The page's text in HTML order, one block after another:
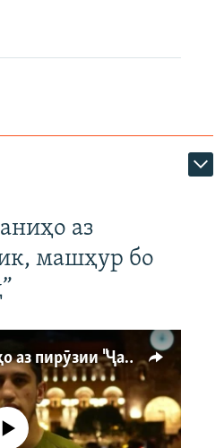
аз
машҳур бо
Ҳаводории арманиҳо аз пирӯзии "Ҷаллод"-и тоҷик
намекунад